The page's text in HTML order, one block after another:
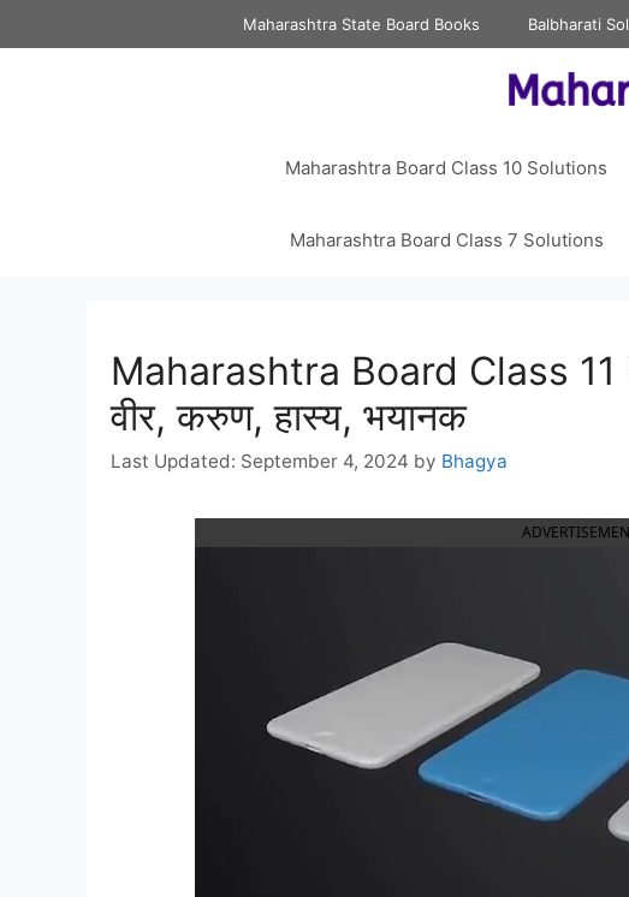
to
Maharashtra State Board Books Balbharati
Maharashtra Board Class 10 Solutions
Maharashtra Board Class 7 Solutions
Maharashtra Board Class 11
वीर, करुण, हास्य, भयानक
September 4, 2024 by Bhagya